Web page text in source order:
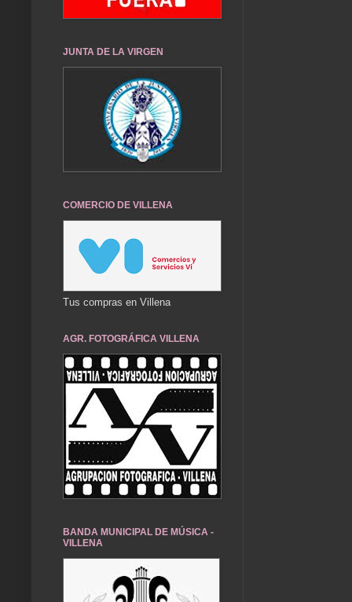
JUNTA DE LA VIRGEN
COMERCIO DE VILLENA
Tus compras en Villena
AGR. FOTOGRÁFICA VILLENA
BANDA MUNICIPAL DE MÚSICA -
VILLENA